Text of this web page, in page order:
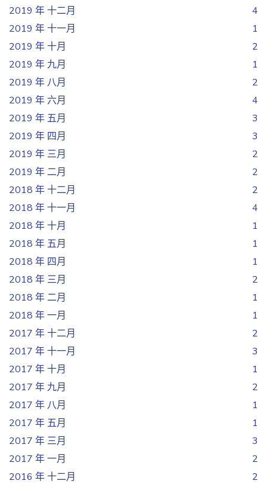
2019 年 十二月
4
2019 年 十一月
1
2019 年 十月
2
2019 年 九月
1
2019 年 八月
2
2019 年 六月
4
2019 年 五月
3
2019 年 四月
3
2019 年 三月
2
2019 年 二月
2
2018 年 十二月
2
2018 年 十一月
4
2018 年 十月
1
2018 年 五月
1
2018 年 四月
1
2018 年 三月
2
2018 年 二月
1
2018 年 一月
1
2017 年 十二月
2
2017 年 十一月
3
2017 年 十月
1
2017 年 九月
2
2017 年 八月
1
2017 年 五月
1
2017 年 三月
3
2017 年 一月
2
2016 年 十二月
2